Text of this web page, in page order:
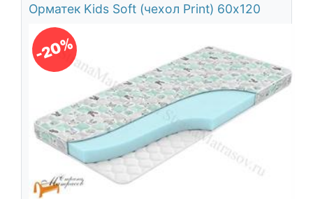
Орматек Kids Soft (чехол Print) 60х120
-20%